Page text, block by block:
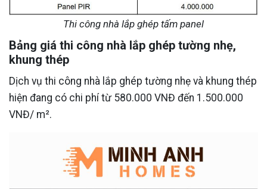
Thi công nhà lắp ghép tấm panel
Bảng giá thi công nhà lắp ghép tường nhẹ,
khung thép
Dịch vụ thi công nhà lắp ghép tường nhẹ và khung thép
hiện đang có chi phí từ 580.000 VNĐ đến 1.500.000
VNĐ/ m².